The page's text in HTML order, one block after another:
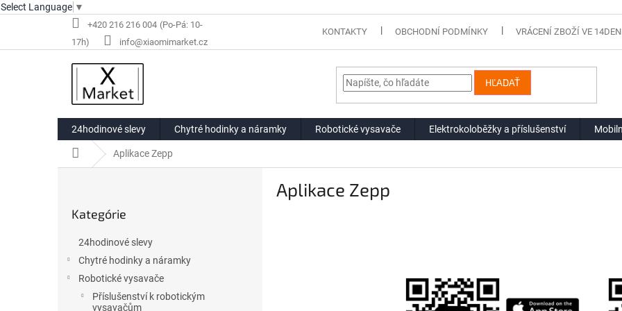
Select Language ▼
+420 216 216 004
info@xiaomimarket.cz
KONTAKTY OBCHODNÍ PODMÍNKY VRÁCENÍ ZBOŽÍ VE
HĽADAŤ
24hodinové slevy Chytré hodinky a náramky Robotické vysavače Elektrokoloběžky a příslušenství
DomovAplikace Zepp
kategórie
Kategórie
24hodinové slevy
Chytré hodinky a náramky
Robotické vysavače
Příslušenství k robotickým
vysavačům
Aplikace Zepp